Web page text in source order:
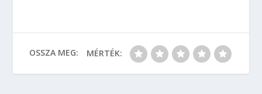
OSSZA MEG: MÉRTÉK: